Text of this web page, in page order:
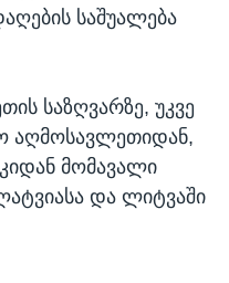
საშუალება
საზღვარზე, უკვე
აღმოსავლეთიდან,
მომავალი
და ლიტვაში